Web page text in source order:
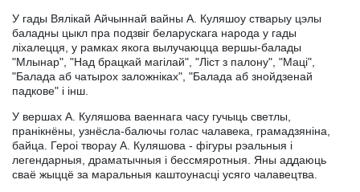
У гады Вялiкай Айчыннай вайны А. Куляшоу стварыу цэлы
баладны цыкл пра подзвiг беларускага народа у гады
лiхалецця, у рамках якога вылучаюцца вершы-балады
"Млынар", "Над брацкай магiлай", "Лiст з палону", "Мацi",
"Балада аб чатырох заложнiках", "Балада аб знойдзенай
падкове" i iнш.
У вершах А. Куляшова ваеннага часу гучыць светлы,
пранiкнёны, узнёсла-балючы голас чалавека, грамадзянiна,
байца. Героi творау А. Куляшова - фiгуры рэальныя i
легендарныя, драматычныя i бессмяротныя. Яны аддаюць
сваё жыццё за маральныя каштоунасцi усяго чалавецтва.